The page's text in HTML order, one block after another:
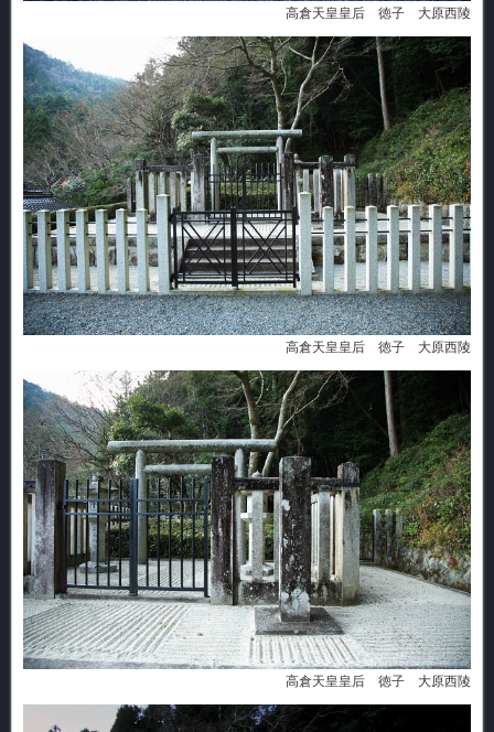
高倉天皇皇后 徳子 大原西陵
高倉天皇皇后 徳子 大原西陵
高倉天皇皇后 徳子 大原西陵